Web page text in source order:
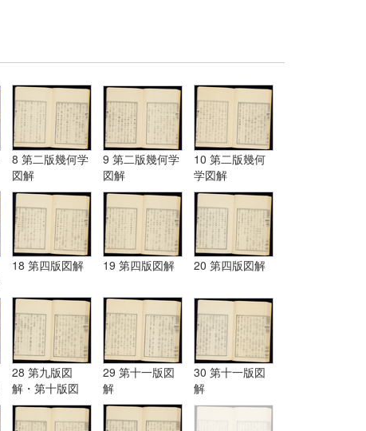
8 第二版幾何学
図解
9 第二版幾何学
図解
10 第二版幾何
学図解
18 第四版図解 19 第四版図解 20 第四版図解
28 第九版図
解・第十版図
解・第十一版図
解
29 第十一版図
解
30 第十一版図
解